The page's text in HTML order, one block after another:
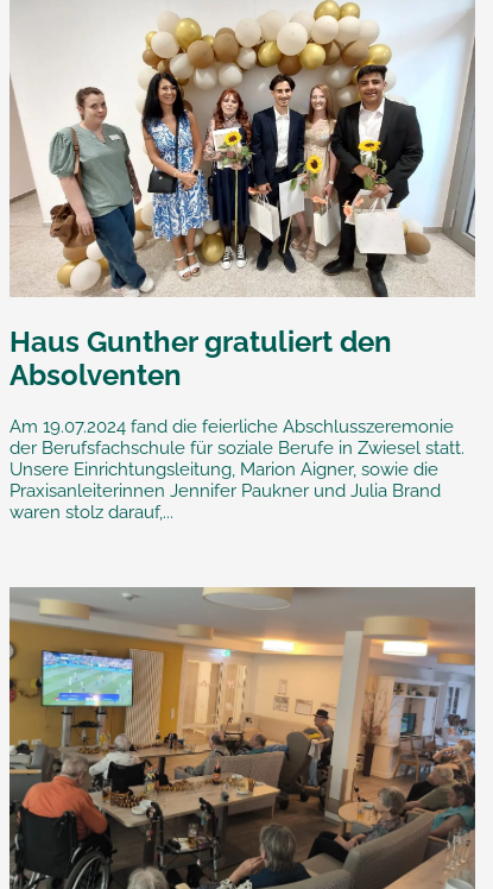
Haus Gunther gratuliert den
Absolventen
Am 19.07.2024 fand die feierliche Abschlusszeremonie
der Berufsfachschule für soziale Berufe in Zwiesel statt.
Unsere Einrichtungsleitung, Marion Aigner, sowie die
Praxisanleiterinnen Jennifer Paukner und Julia Brand
waren stolz darauf,...